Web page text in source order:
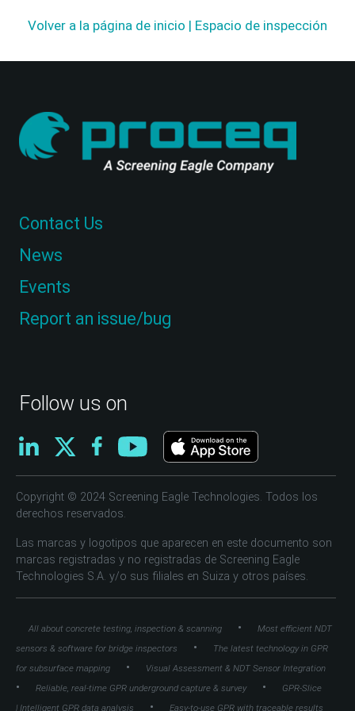
Volver a la página de inicio | Espacio de inspección
Follow us on
Contact Us
News
Events
Report an issue/bug
Copyright © 2024 Screening Eagle Technologies. Todos los
derechos reservados.
Las marcas y logotipos que aparecen en este documento son
marcas registradas y no registradas de Screening Eagle
Technologies S.A. y/o sus filiales en Suiza y otros países.
All about concrete testing, inspection & scanning •
Most efficient NDT
sensors & software for bridge inspectors
•
The latest technology in GPR
for subsurface mapping
• Visual Assessment & NDT Sensor Integration
• Reliable, real-time GPR underground capture & survey •
GPR-Slice
| Intelligent GPR data analysis
• Easy-to-use GPR with traceable results